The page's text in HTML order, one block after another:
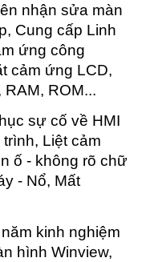
nhận sửa màn
Cung cấp Linh
ứng công
cảm ứng LCD,
ROM...
sự cố về HMI
Liệt cảm
ố - không rõ chữ
- Nổ, Mất
kinh nghiệm
hình Winview,